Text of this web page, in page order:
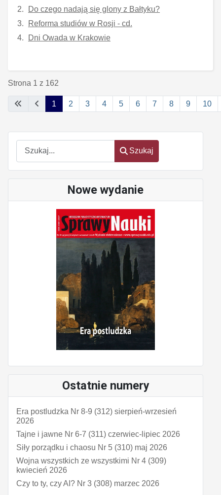
Szukaj
Szukaj
Nowe wydanie
Ostatnie numery
Era postludzka Nr 8-9 (312) sierpień-wrzesień
2026
Tajne i jawne Nr 6-7 (311) czerwiec-lipiec 2026
Siły porządku i chaosu Nr 5 (310) maj 2026
Wojna wszystkich ze wszystkimi Nr 4 (309)
kwiecień 2026
Czy to ty, czy AI? Nr 3 (308) marzec 2026
Do czego nadają się glony z Bałtyku?
Reforma studiów w Rosji - cd.
Dni Owada w Krakowie
Strona 1 z 162
1 2 3 4 5 6 7 8 9 10